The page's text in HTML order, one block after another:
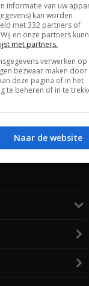
in je
informatie van uw
kan worden
met 332 partners of
en onze partners
met partners.
verwerken
bezwaar maken door
deze pagina of in het
te beheren of in te
Naar de website